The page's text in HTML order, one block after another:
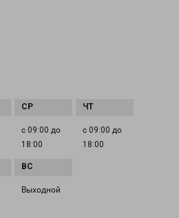
с 09:00 до
18:00
с 09:00 до
18:00
Выходной